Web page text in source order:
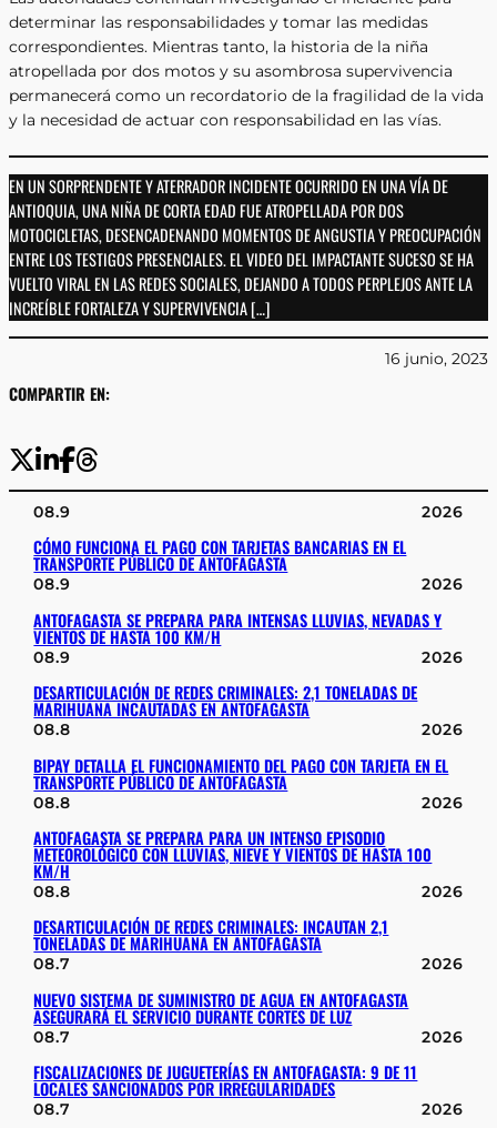
determinar las responsabilidades y tomar las medidas
correspondientes. Mientras tanto, la historia de la niña
atropellada por dos motos y su asombrosa supervivencia
permanecerá como un recordatorio de la fragilidad de la vida
y la necesidad de actuar con responsabilidad en las vías.
EN UN SORPRENDENTE Y ATERRADOR INCIDENTE OCURRIDO EN UNA VÍA DE
ANTIOQUIA, UNA NIÑA DE CORTA EDAD FUE ATROPELLADA POR DOS
MOTOCICLETAS, DESENCADENANDO MOMENTOS DE ANGUSTIA Y PREOCUPACIÓN
ENTRE LOS TESTIGOS PRESENCIALES. EL VIDEO DEL IMPACTANTE SUCESO SE HA
VUELTO VIRAL EN LAS REDES SOCIALES, DEJANDO A TODOS PERPLEJOS ANTE LA
INCREÍBLE FORTALEZA Y SUPERVIVENCIA […]
COMPARTIR EN:
16 junio, 2023
08.9 2026
CÓMO FUNCIONA EL PAGO CON TARJETAS BANCARIAS EN EL
TRANSPORTE PÚBLICO DE ANTOFAGASTA
08.9 2026
ANTOFAGASTA SE PREPARA PARA INTENSAS LLUVIAS, NEVADAS Y
VIENTOS DE HASTA 100 KM/H
08.9 2026
DESARTICULACIÓN DE REDES CRIMINALES: 2,1 TONELADAS DE
MARIHUANA INCAUTADAS EN ANTOFAGASTA
08.8 2026
BIPAY DETALLA EL FUNCIONAMIENTO DEL PAGO CON TARJETA EN EL
TRANSPORTE PÚBLICO DE ANTOFAGASTA
08.8 2026
ANTOFAGASTA SE PREPARA PARA UN INTENSO EPISODIO
METEOROLÓGICO CON LLUVIAS, NIEVE Y VIENTOS DE HASTA 100
KM/H
08.8 2026
DESARTICULACIÓN DE REDES CRIMINALES: INCAUTAN 2,1
TONELADAS DE MARIHUANA EN ANTOFAGASTA
08.7 2026
NUEVO SISTEMA DE SUMINISTRO DE AGUA EN ANTOFAGASTA
ASEGURARÁ EL SERVICIO DURANTE CORTES DE LUZ
08.7 2026
FISCALIZACIONES DE JUGUETERÍAS EN ANTOFAGASTA: 9 DE 11
LOCALES SANCIONADOS POR IRREGULARIDADES
08.7 2026